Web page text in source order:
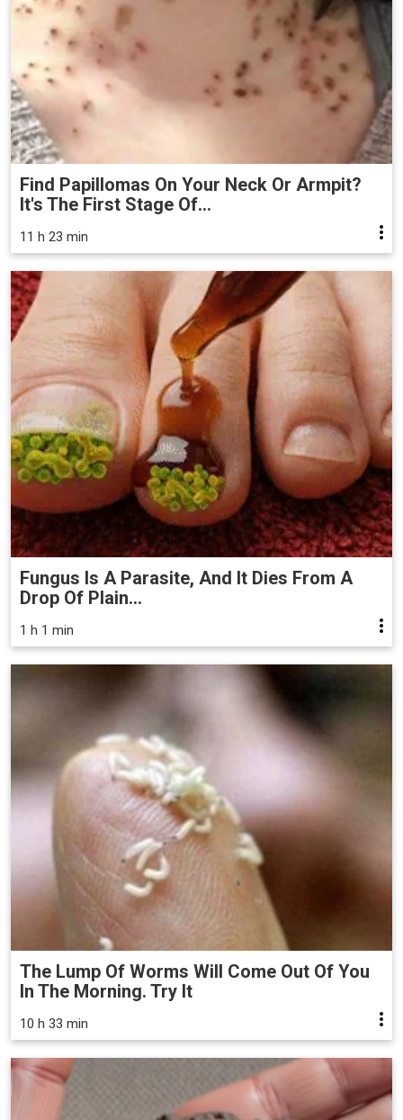
Find Papillomas On Your Neck Or Armpit?
It's The First Stage Of...
11 h 23 min
Fungus Is A Parasite, And It Dies From A
Drop Of Plain...
1 h 1 min
The Lump Of Worms Will Come Out Of You
In The Morning. Try It
10 h 33 min